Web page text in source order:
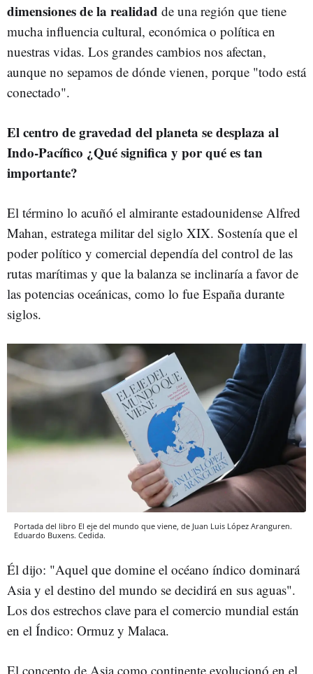
dimensiones de la realidad de una región que tiene
mucha influencia cultural, económica o política en
nuestras vidas. Los grandes cambios nos afectan,
aunque no sepamos de dónde vienen, porque "todo está
conectado".
El centro de gravedad del planeta se desplaza al
Indo-Pacífico ¿Qué significa y por qué es tan
importante?
El término lo acuñó el almirante estadounidense Alfred
Mahan, estratega militar del siglo XIX. Sostenía que el
poder político y comercial dependía del control de las
rutas marítimas y que la balanza se inclinaría a favor de
las potencias oceánicas, como lo fue España durante
siglos.
Portada del libro El eje del mundo que viene, de Juan Luis López Aranguren.
Eduardo Buxens. Cedida.
Él dijo: "Aquel que domine el océano índico dominará
Asia y el destino del mundo se decidirá en sus aguas".
Los dos estrechos clave para el comercio mundial están
en el Índico: Ormuz y Malaca.
El concepto de Asia como continente evolucionó en el